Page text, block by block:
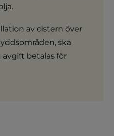
av cistern över
ska
avgift betalas för